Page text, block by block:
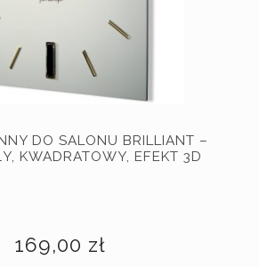
DO SALONU BRILLIANT –
KWADRATOWY, EFEKT 3D
169,00 zł